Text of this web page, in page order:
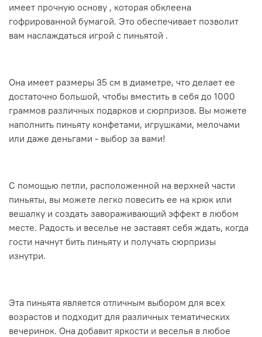
имеет прочную основу , которая обклеена
гофрированной бумагой. Это обеспечивает позволит
вам наслаждаться игрой с пиньятой .
Она имеет размеры 35 см в диаметре, что делает ее
достаточно большой, чтобы вместить в себя до 1000
граммов различных подарков и сюрпризов. Вы можете
наполнить пиньяту конфетами, игрушками, мелочами
или даже деньгами - выбор за вами!
С помощью петли, расположенной на верхней части
пиньяты, вы можете легко повесить ее на крюк или
вешалку и создать завораживающий эффект в любом
месте. Радость и веселье не заставят себя ждать, когда
гости начнут бить пиньяту и получать сюрпризы
изнутри.
Эта пиньята является отличным выбором для всех
возрастов и подходит для различных тематических
вечеринок. Она добавит яркости и веселья в любое